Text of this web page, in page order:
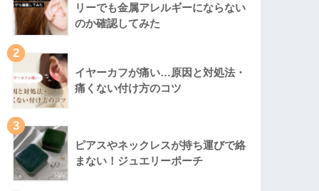
リーでも金属アレルギーにならない
のか確認してみた
2
イヤーカフが痛い…原因と対処法・
痛くない付け方のコツ
3
ピアスやネックレスが持ち運びで絡
まない！ジュエリーポーチ